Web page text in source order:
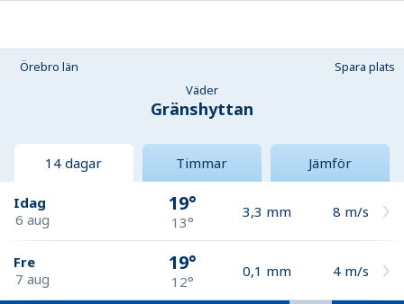
Örebro län
Spara plats
Väder
Gränshyttan
14 dagar Timmar Jämför
Idag
6 aug
19°
13°
3,3 mm 8 m/s
Fre
7 aug
19°
12°
0,1 mm 4 m/s